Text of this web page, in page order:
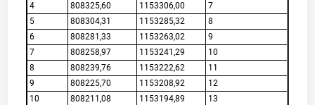
4
808325,60 1153306,00
7
5
808304,31 1153285,32
8
6
808281,33 1153263,02
9
7
808258,97 1153241,29
10
8
808239,76 1153222,62
11
9
808225,70 1153208,92
12
10
808211,08 1153194,89
13